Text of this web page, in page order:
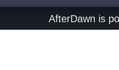
AfterDawn is